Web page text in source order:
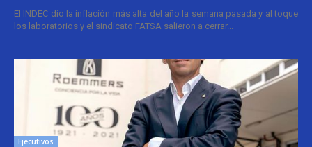
El INDEC dio la inflación más alta del año la semana pasada y al toque
los laboratorios y el sindicato FATSA salieron a cerrar...
Ejecutivos